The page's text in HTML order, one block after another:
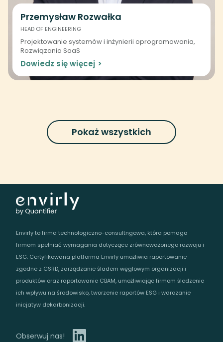
Przemysław Rozwałka
HEAD OF ENGINEERING
Projektowanie systemów i inżynierii oprogramowania,
Rozwiązania SaaS
Dowiedz się więcej >
Pokaż wszystkich
Envirly to firma technologiczno-consultngowa, która pomaga
firmom spełniać wymagania dotyczące zrównoważonego rozwoju i
ESG. Certyfikowana platforma Envirly umożliwia raportowanie
zgodne z CSRD, zarządzanie śladem węglowym organizacji i
produktów oraz raportowanie CBAM, umożliwiając firmom śledzenie
ich wpływu na środowisko, tworzenie raportów ESG i wdrażanie
inicjatyw dekarbonizacji.
Obserwuj nas!